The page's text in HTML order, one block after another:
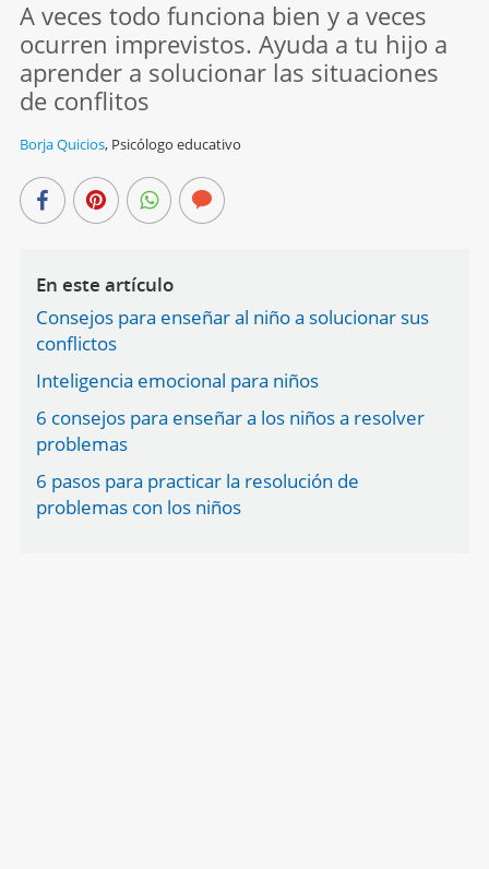
A veces todo funciona bien y a veces
ocurren imprevistos. Ayuda a tu hijo a
aprender a solucionar las situaciones
de conflitos
Borja Quicios, Psicólogo educativo
En este artículo
Consejos para enseñar al niño a solucionar sus
conflictos
Inteligencia emocional para niños
6 consejos para enseñar a los niños a resolver
problemas
6 pasos para practicar la resolución de
problemas con los niños